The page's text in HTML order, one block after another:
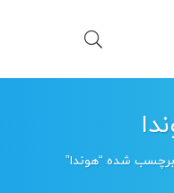
شده “هوندا”